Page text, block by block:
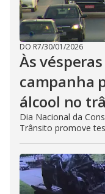
DO R7/30/01/2026
Às
campanha
álcool no
Dia Nacional da
Trânsito promove